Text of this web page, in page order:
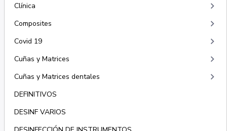
Clínica keyboard_arrow_right
Composites keyboard_arrow_right
Covid 19 keyboard_arrow_right
Cuñas y Matrices keyboard_arrow_right
Cuñas y Matrices dentales keyboard_arrow_right
DEFINITIVOS
DESINF VARIOS